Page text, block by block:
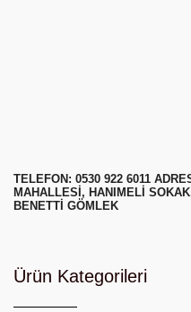
TELEFON: 0530 922 6011
MAHALLESI, HANIMELI
BENETTI GÖMLEK
Ürün Kategorileri